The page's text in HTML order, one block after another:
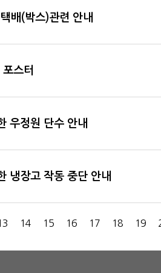
배(박스)관련 안내
스터
우정원 단수 안내
냉장고 작동 중단 안내
14 15 16 17 18 19